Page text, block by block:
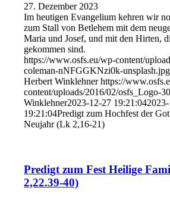
27. Dezember 2023
Im heutigen Evangelium kehren wir
zum Stall von Betlehem mit dem
Maria und Josef, und mit den Hirten,
gekommen sind.
https://www.osfs.eu/wp-content/
coleman-nNFGGKNzi0k-unsplash.jpg
Herbert Winklehner https://
content/uploads/2016/02/osfs_Logo-
Winklehner2023-12-27 19:21:04
19:21:04Predigt zum Hochfest der
Neujahr (Lk 2,16-21)
Predigt zum Fest Heilige
2,22.39-40)